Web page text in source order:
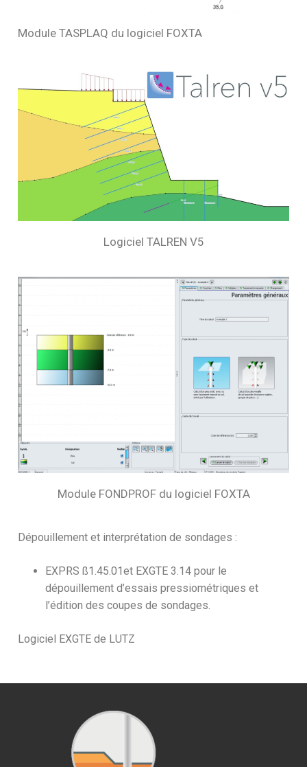
Module TASPLAQ du logiciel FOXTA
Logiciel TALREN V5
Module FONDPROF du logiciel FOXTA
Dépouillement et interprétation de sondages :
EXPRS ß1.45.01et EXGTE 3.14 pour le
dépouillement d’essais pressiométriques et
l’édition des coupes de sondages.
Logiciel EXGTE de LUTZ